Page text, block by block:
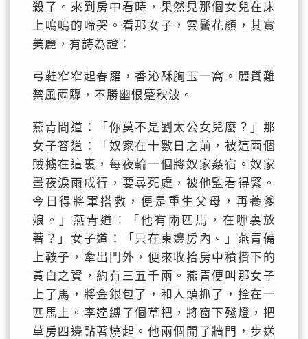
殺了。來到房中看時，果然見那個女兒在床
上嗚嗚的啼哭。看那女子，雲鬢花顏，其實
美麗，有詩為證：
弓鞋窄窄起春羅，香沁酥胸玉一窩。麗質難
禁風兩驟，不勝幽恨蹙秋波。
燕青問道：「你莫不是劉太公女兒麼？」那
女子答道：「奴家在十數日之前，被這兩個
賊擄在這裏，每夜輪一個將奴家姦宿。奴家
晝夜淚雨成行，要尋死處，被他監看得緊。
今日得將軍搭救，便是重生父母，再養爹
娘。」燕青道：「他有兩匹馬，在哪裏放
著？」女子道：「只在東邊房內。」燕青備
上鞍子，牽出門外，便來收拾房中積攢下的
黃白之資，約有三五千兩。燕青便叫那女子
上了馬，將金銀包了，和人頭抓了，拴在一
匹馬上。李逵縛了個草把，將窗下殘燈，把
草房四邊點著燒起。他兩個開了牆門，步送